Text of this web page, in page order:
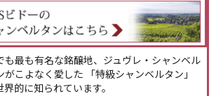
も最も有名な銘醸地、ジュヴレ・シャンベル
こよなく愛した 「特級シャンベルタン」
的に知られています。